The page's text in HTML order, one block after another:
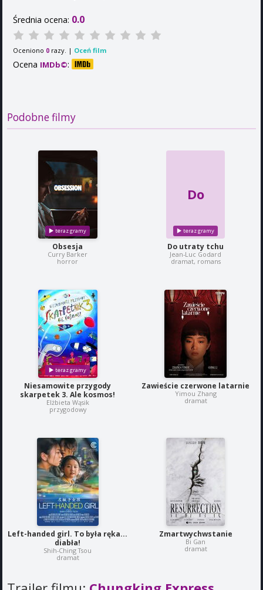
Średnia ocena: 0.0
Oceniono 0 razy. | Oceń film
Ocena IMDb©:
Podobne filmy
Obsesja
Curry Barker
horror
Do
Do utraty tchu
Jean-Luc Godard
dramat, romans
Niesamowite przygody
skarpetek 3. Ale kosmos!
Elżbieta Wąsik
przygodowy
Zawieście czerwone latarnie
Yimou Zhang
dramat
Left-handed girl. To była ręka...
diabła!
Shih-Ching Tsou
dramat
Zmartwychwstanie
Bi Gan
dramat